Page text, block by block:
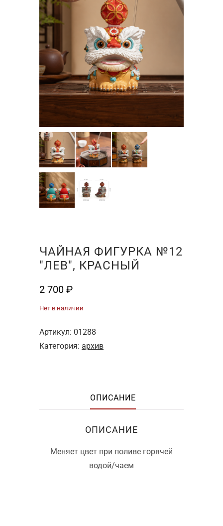
ЧАЙНАЯ ФИГУРКА №12
"ЛЕВ", КРАСНЫЙ
2 700 ₽
Нет в наличии
Артикул: 01288
Категория: архив
ОПИСАНИЕ
ОПИСАНИЕ
Меняет цвет при поливе горячей
водой/чаем